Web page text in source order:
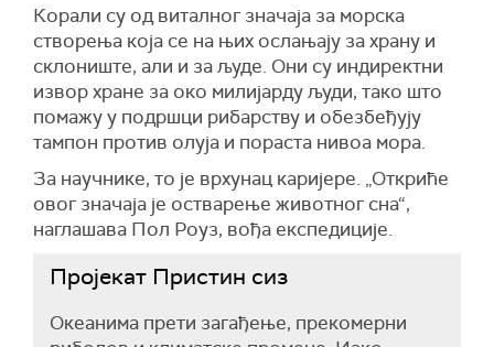
Корали су од виталног значаја за морска
створења која се на њих ослањају за храну и
склониште, али и за људе. Они су индиректни
извор хране за око милијарду људи, тако што
помажу у подршци рибарству и обезбеђују
тампон против олуја и пораста нивоа мора.
За научнике, то је врхунац каријере. „Откриће
овог значаја је остварење животног сна“,
наглашава Пол Роуз, вођа експедиције.
Пројекат Пристин сиз
Океанима прети загађење, прекомерни